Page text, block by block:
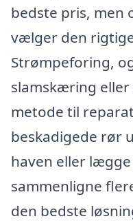
bedste pris, men
vælger den
Strømpeforing,
slamskæring
metode til
beskadigede rør
haven eller lægge
sammenligne
den bedste